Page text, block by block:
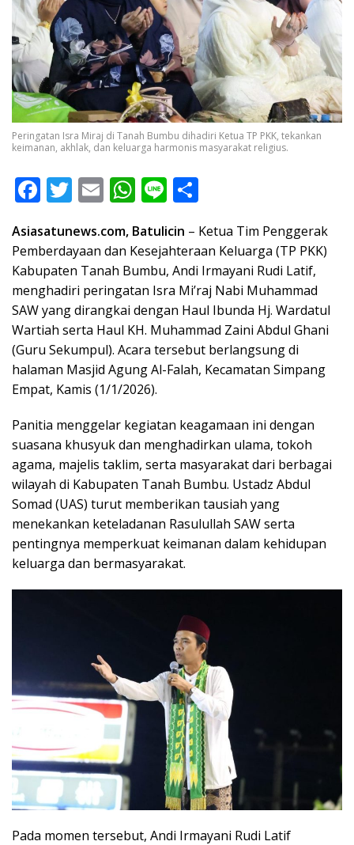
Peringatan Isra Miraj di Tanah Bumbu dihadiri Ketua TP PKK, tekankan
keimanan, akhlak, dan keluarga harmonis masyarakat religius.
F
e
b
o
o
k
T
itt
er
E
ai
l
W
at
s
A
p
p
Li
e ar
e
Asiasatunews.com, Batulicin – Ketua Tim Penggerak
Pemberdayaan dan Kesejahteraan Keluarga (TP PKK)
Kabupaten Tanah Bumbu, Andi Irmayani Rudi Latif,
menghadiri peringatan Isra Mi’raj Nabi Muhammad
SAW yang dirangkai dengan Haul Ibunda Hj. Wardatul
Wartiah serta Haul KH. Muhammad Zaini Abdul Ghani
(Guru Sekumpul). Acara tersebut berlangsung di
halaman Masjid Agung Al-Falah, Kecamatan Simpang
Empat, Kamis (1/1/2026).
Panitia menggelar kegiatan keagamaan ini dengan
suasana khusyuk dan menghadirkan ulama, tokoh
agama, majelis taklim, serta masyarakat dari berbagai
wilayah di Kabupaten Tanah Bumbu. Ustadz Abdul
Somad (UAS) turut memberikan tausiah yang
menekankan keteladanan Rasulullah SAW serta
pentingnya memperkuat keimanan dalam kehidupan
keluarga dan bermasyarakat.
Pada momen tersebut, Andi Irmayani Rudi Latif